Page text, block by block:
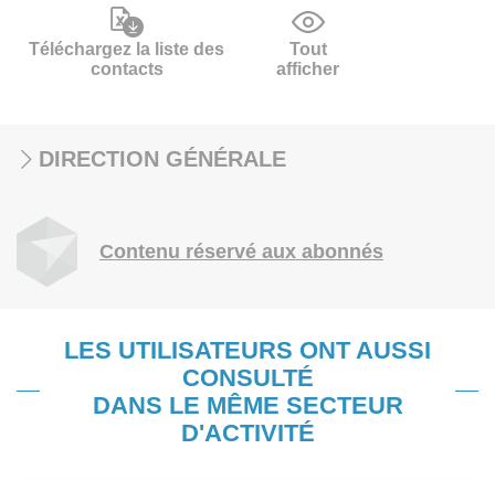
Téléchargez la liste des
contacts
Tout
afficher
DIRECTION GÉNÉRALE
Contenu réservé aux abonnés
LES UTILISATEURS ONT AUSSI
CONSULTÉ
DANS LE MÊME SECTEUR
D'ACTIVITÉ